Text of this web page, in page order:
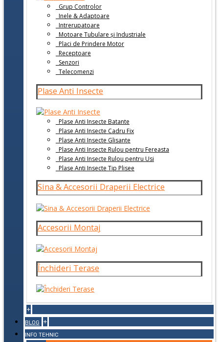
Grup Controlor
Inele & Adaptoare
Intrerupatoare
Motoare Tubulare și Industriale
Placi de Prindere Motor
Receptoare
Senzori
Telecomenzi
Plase Anti Insecte
Plase Anti Insecte Batante
Plase Anti Insecte Cadru Fix
Plase Anti Insecte Glisante
Plase Anti Insecte Rulou pentru Fereasta
Plase Anti Insecte Rulou pentru Usi
Plase Anti Insecte Tip Plisee
Sina & Accesorii Draperii Electrice
Accesorii Montaj
Închideri Terase
+
BLOG +
INFO TEHNIC